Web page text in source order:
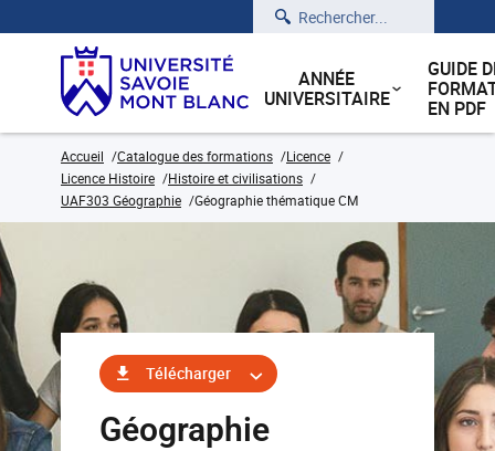
Rechercher
ANNÉE
UNIVERSITAIRE
GUIDE
EN PDF
Accueil Catalogue des formations
Licence
Licence Histoire
Histoire et civilisations
UAF303 Géographie
Géographie thématique CM
Télécharger
Géographie